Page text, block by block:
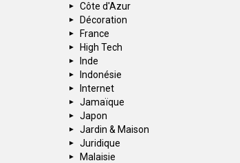
Côte d'Azur
Décoration
France
High Tech
Inde
Indonésie
Internet
Jamaïque
Japon
Jardin & Maison
Juridique
Malaisie